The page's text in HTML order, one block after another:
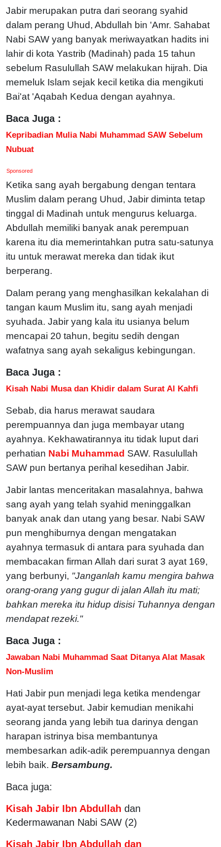
Jabir merupakan putra dari seorang syahid
dalam perang Uhud, Abdullah bin 'Amr. Sahabat
Nabi SAW yang banyak meriwayatkan hadits ini
lahir di kota Yastrib (Madinah) pada 15 tahun
sebelum Rasulullah SAW melakukan hijrah. Dia
memeluk Islam sejak kecil ketika dia mengikuti
Bai'at 'Aqabah Kedua dengan ayahnya.
Baca Juga :
Kepribadian Mulia Nabi Muhammad SAW Sebelum
Nubuat
Sponsored
Ketika sang ayah bergabung dengan tentara
Muslim dalam perang Uhud, Jabir diminta tetap
tinggal di Madinah untuk mengurus keluarga.
Abdullah memiliki banyak anak perempuan
karena itu dia memerintahkan putra satu-satunya
itu untuk merawat mereka dan tidak ikut
berperang.
Dalam perang yang menghasilkan kekalahan di
tangan kaum Muslim itu, sang ayah menjadi
syuhada. Jabir yang kala itu usianya belum
mencapai 20 tahun, begitu sedih dengan
wafatnya sang ayah sekaligus kebingungan.
Baca Juga :
Kisah Nabi Musa dan Khidir dalam Surat Al Kahfi
Sebab, dia harus merawat saudara
perempuannya dan juga membayar utang
ayahnya. Kekhawatirannya itu tidak luput dari
perhatian Nabi Muhammad SAW. Rasulullah
SAW pun bertanya perihal kesedihan Jabir.
Jabir lantas menceritakan masalahnya, bahwa
sang ayah yang telah syahid meninggalkan
banyak anak dan utang yang besar. Nabi SAW
pun menghiburnya dengan mengatakan
ayahnya termasuk di antara para syuhada dan
membacakan firman Allah dari surat 3 ayat 169,
yang berbunyi, "Janganlah kamu mengira bahwa
orang-orang yang gugur di jalan Allah itu mati;
bahkan mereka itu hidup disisi Tuhannya dengan
mendapat rezeki."
Baca Juga :
Jawaban Nabi Muhammad Saat Ditanya Alat Masak
Non-Muslim
Hati Jabir pun menjadi lega ketika mendengar
ayat-ayat tersebut. Jabir kemudian menikahi
seorang janda yang lebih tua darinya dengan
harapan istrinya bisa membantunya
membesarkan adik-adik perempuannya dengan
lebih baik. Bersambung.
Baca juga:
Kisah Jabir Ibn Abdullah dan
Kedermawanan Nabi SAW (2)
Kisah Jabir Ibn Abdullah dan